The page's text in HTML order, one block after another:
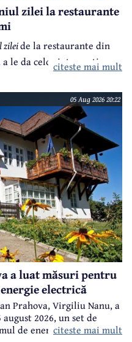
zilei la restaurante
zileide la restaurante din
le da celor interesați
citeste mai mult
05 Aug 2026 20:22
a luat măsuri pentru
electrică
Prahova, Virgiliu Nanu, a
2026, un set de
de energie electrică în
citeste mai mult